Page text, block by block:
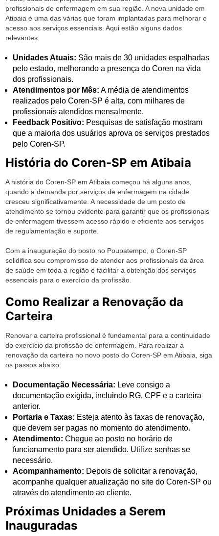
profissionais de enfermagem em sua região. A nova unidade em
Atibaia é uma das várias que foram implantadas para melhorar o
acesso aos serviços essenciais. Aqui estão alguns dados
relevantes:
Unidades Atuais: São mais de 30 unidades espalhadas
pelo estado, melhorando a presença do Coren na vida
dos profissionais.
Atendimentos por Mês: A média de atendimentos
realizados pelo Coren-SP é alta, com milhares de
profissionais atendidos mensalmente.
Feedback Positivo: Pesquisas de satisfação mostram
que a maioria dos usuários aprova os serviços prestados
pelo Coren-SP.
História do Coren-SP em Atibaia
A história do Coren-SP em Atibaia começou há alguns anos,
quando a demanda por serviços de enfermagem na cidade
cresceu significativamente. A necessidade de um posto de
atendimento se tornou evidente para garantir que os profissionais
de enfermagem tivessem acesso rápido e eficiente aos serviços
de regulamentação e suporte.
Com a inauguração do posto no Poupatempo, o Coren-SP
solidifica seu compromisso de atender aos profissionais da área
de saúde em toda a região e facilitar a obtenção dos serviços
essenciais para o exercício da profissão.
Como Realizar a Renovação da
Carteira
Renovar a carteira profissional é fundamental para a continuidade
do exercício da profissão de enfermagem. Para realizar a
renovação da carteira no novo posto do Coren-SP em Atibaia, siga
os passos abaixo:
Documentação Necessária: Leve consigo a
documentação exigida, incluindo RG, CPF e a carteira
anterior.
Portaria e Taxas: Esteja atento às taxas de renovação,
que devem ser pagas no momento do atendimento.
Atendimento: Chegue ao posto no horário de
funcionamento para ser atendido. Utilize senhas se
necessário.
Acompanhamento: Depois de solicitar a renovação,
acompanhe qualquer atualização no site do Coren-SP ou
através do atendimento ao cliente.
Próximas Unidades a Serem
Inauguradas